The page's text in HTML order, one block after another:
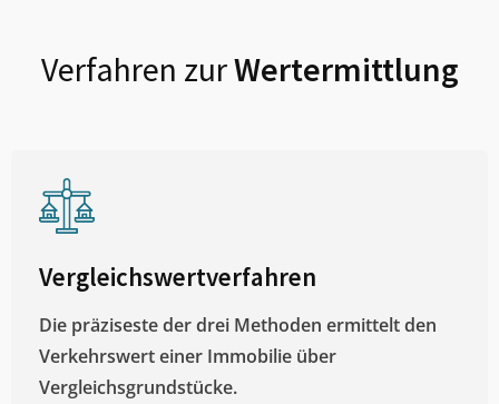
Verfahren zurWertermittlung
Vergleichswertverfahren
Die präziseste der drei Methoden ermittelt den
Verkehrswert einer Immobilie über
Vergleichsgrundstücke.